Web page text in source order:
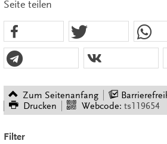
Seite teilen
Zum Seitenanfang
Drucken
Webcode: ts119654
Filter